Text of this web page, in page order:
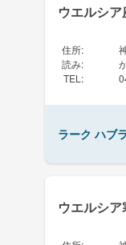
ウエルシ
住所:
読み:
TEL :
ラーク ハブ
ウエルシ